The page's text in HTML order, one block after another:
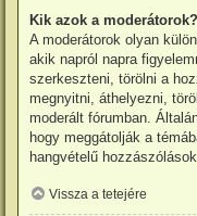
Kik azok a moderátorok?
A moderátorok olyan
akik napról napra
szerkeszteni, törölni a
megnyitni, áthelyezni,
moderált fórumban.
hogy meggátolják a
hangvételű
Vissza a tetejére